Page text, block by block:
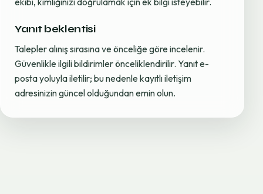
Yanıt beklentisi
Talepler alınış sırasına ve önceliğe göre incelenir.
Güvenlikle ilgili bildirimler önceliklendirilir. Yanıt e-
posta yoluyla iletilir; bu nedenle kayıtlı iletişim
adresinizin güncel olduğundan emin olun.